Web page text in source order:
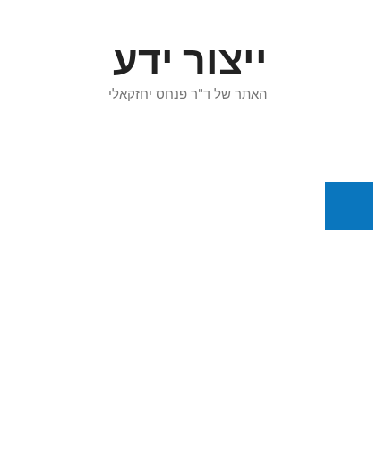
ייצור ידע
האתר של ד"ר פנחס יחזקאלי